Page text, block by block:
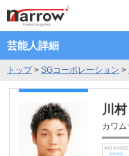
芸能人詳細
トップ> SGコーポレーション >
川
カワ